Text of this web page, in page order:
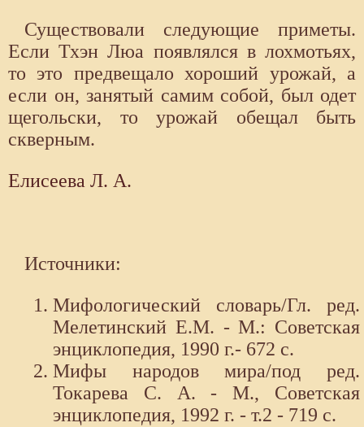
Существовали следующие приметы.
Если Тхэн Люа появлялся в лохмотьях,
то это предвещало хороший урожай, а
если он, занятый самим собой, был одет
щегольски, то урожай обещал быть
скверным.
Елисеева Л. А.
Источники:
Мифологический словарь/Гл. ред.
Мелетинский Е.М. - М.: Советская
энциклопедия, 1990 г.- 672 с.
Мифы народов мира/под ред.
Токарева С. А. - М., Советская
энциклопедия, 1992 г. - т.2 - 719 с.